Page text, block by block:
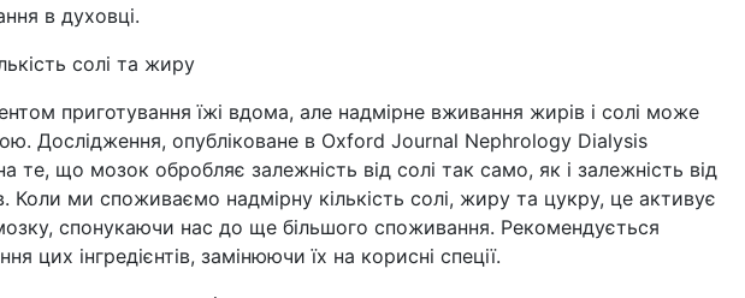
в духовці.
солі та жиру
приготування їжі вдома, але надмірне вживання жирів і солі може
Дослідження, опубліковане в Oxford Journal Nephrology Dialysis
те, що мозок обробляє залежність від солі так само, як і залежність від
Коли ми споживаємо надмірну кількість солі, жиру та цукру, це активує
спонукаючи нас до ще більшого споживання. Рекомендується
цих інгредієнтів, замінюючи їх на корисні спеції.